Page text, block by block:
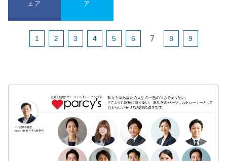
ェア
ア
1 2 3 4 5 6 7 8 9